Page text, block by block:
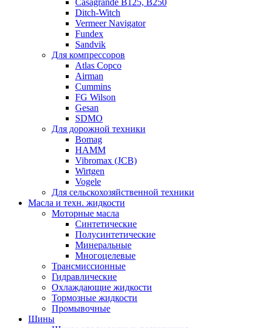
Ditch-Witch
Vermeer Navigator
Fundex
Sandvik
Для компрессоров
Atlas Copco
Airman
Cummins
FG Wilson
Gesan
SDMO
Для дорожной техники
Bomag
HAMM
Vibromax (JCB)
Wirtgen
Vogele
Для сельскохозяйственной техники
Масла и техн. жидкости
Моторные масла
Синтетические
Полусинтетические
Минеральные
Многоцелевые
Трансмиссионные
Гидравлические
Охлаждающие жидкости
Тормозные жидкости
Промывочные
Шины